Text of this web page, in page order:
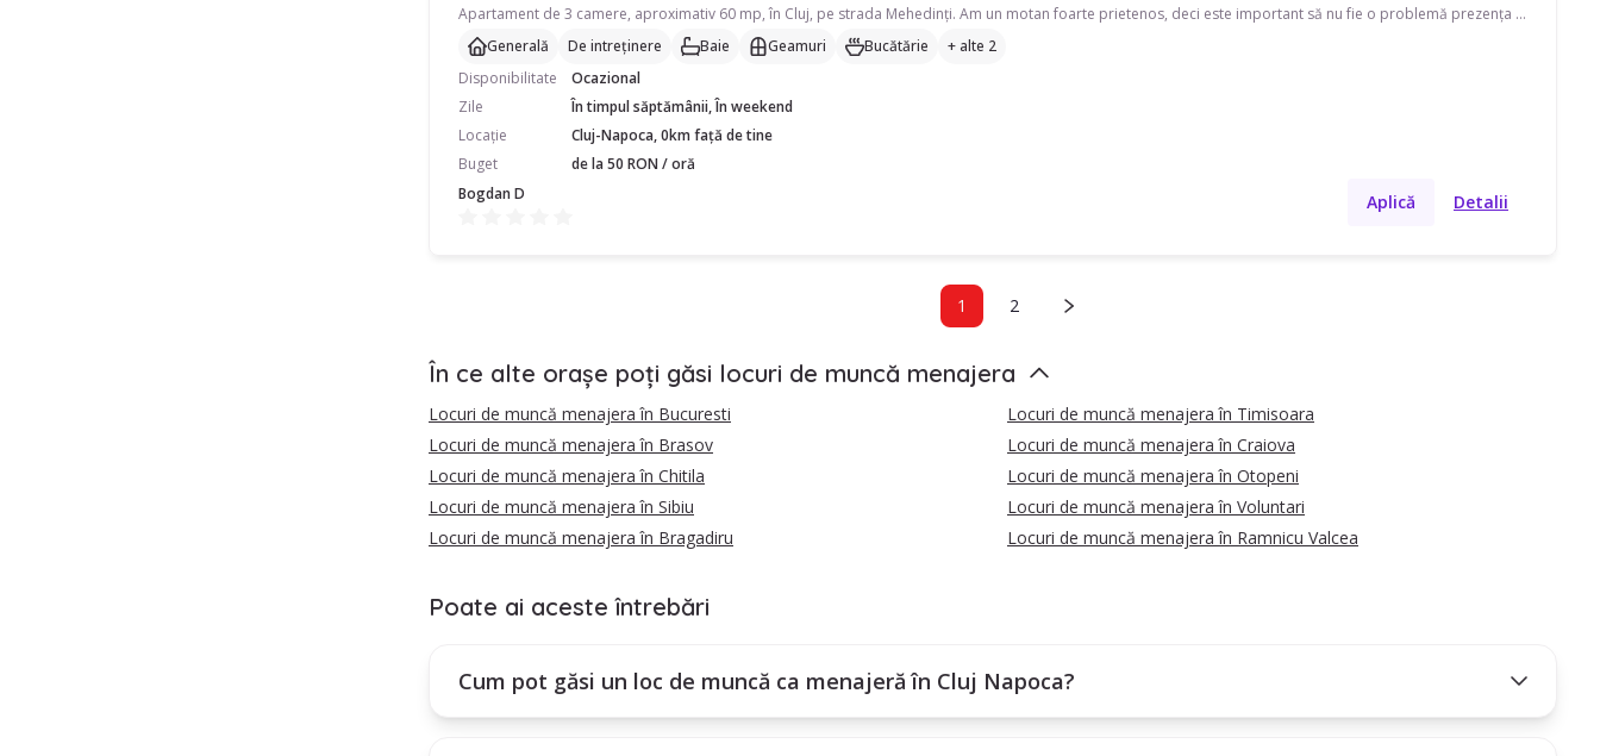
Apartament de 3 camere, aproximativ 60 mp, în Cluj, pe strada Mehedinți. Am un motan foarte prietenos, deci este important să nu fie o problemă prezența lui. Caut o colaborare pe termen lung, nu o singură intervenție. Prima vizită (sau primele, dacă e necesar) aș dori să fie o curățenie în detaliu. Dacă ne potrivim ca și așteptări, aș dori apoi întreținere la fiecare una-două săptămâni.
Generală
De intreținere Baie Geamuri Bucătărie
+ alte 2
Disponibilitate
Ocazional
Zile
În timpul săptămânii, În weekend
Locație
Cluj-Napoca, 0km față de tine
Buget
de la 50 RON / oră
Bogdan D
Aplică Detalii
1 2
În ce alte orașe poți găsi locuri de muncă menajera
Locuri de muncă menajera în Bucuresti
Locuri de muncă menajera în Timisoara
Locuri de muncă menajera în Brasov
Locuri de muncă menajera în Craiova
Locuri de muncă menajera în Chitila
Locuri de muncă menajera în Otopeni
Locuri de muncă menajera în Sibiu
Locuri de muncă menajera în Voluntari
Locuri de muncă menajera în Bragadiru
Locuri de muncă menajera în Ramnicu Valcea
Poate ai aceste întrebări
Cum pot găsi un loc de muncă ca menajeră în Cluj Napoca?